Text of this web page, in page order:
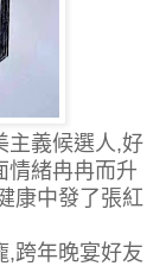
主義候選人,好
情緒冉冉而升
康中發了張紅
,跨年晚宴好友